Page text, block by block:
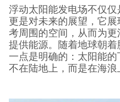
浮动太阳能发电场不仅仅
更是对未来的展望，它
考周围的空间，从而为
提供能源。随着地球朝
一点是明确的：太阳能
不在陆地上，而是在海浪